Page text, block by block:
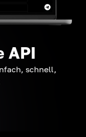
API
schnell,